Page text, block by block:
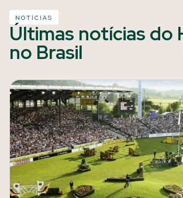
NOTÍCIAS
Últimas notícias do
no Brasil